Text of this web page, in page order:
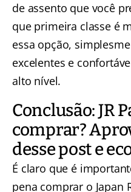
de assento que você
que primeira classe é
essa opção,
excelentes e
alto nível.
Conclusão: JR
comprar?
desse post e
É claro que é
pena comprar o Japan